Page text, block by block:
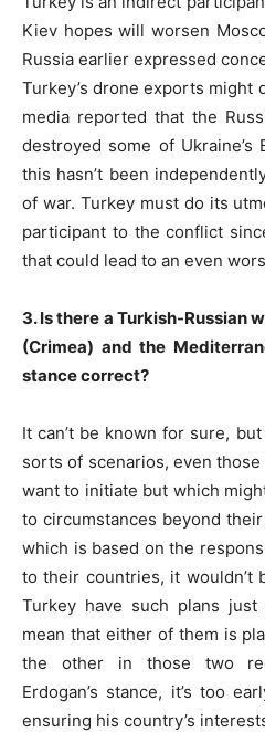
Kiev hopes will worsen
Russia earlier expressed
Turkey’s drone exports might
media reported that the
destroyed some of Ukraine’s
this hasn’t been
of war. Turkey must do its
participant to the conflict
that could lead to an even
3. Is there a Turkish-Russian
(Crimea) and the
stance correct?
It can’t be known for sure,
sorts of scenarios, even
want to initiate but which
to circumstances beyond
which is based on the
to their countries, it wouldn’t
Turkey have such plans
mean that either of them is
the other in those two
Erdogan’s stance, it’s too
ensuring his country’s